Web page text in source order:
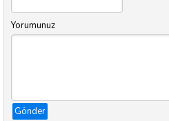
Yorumunuz
Gönder